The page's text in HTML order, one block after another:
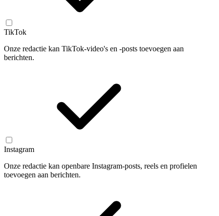
TikTok
Onze redactie kan TikTok-video's en -posts toevoegen aan
berichten.
Instagram
Onze redactie kan openbare Instagram-posts, reels en profielen
toevoegen aan berichten.